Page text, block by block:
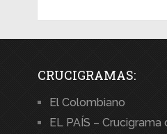
CRUCIGRAMAS:
El Colombiano
EL PAÍS – Crucigrama